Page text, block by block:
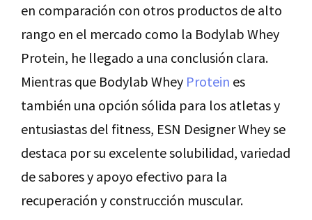
en comparación con otros productos de alto
rango en el mercado como la Bodylab Whey
Protein, he llegado a una conclusión clara.
Mientras que Bodylab Whey Protein es
también una opción sólida para los atletas y
entusiastas del fitness, ESN Designer Whey se
destaca por su excelente solubilidad, variedad
de sabores y apoyo efectivo para la
recuperación y construcción muscular.